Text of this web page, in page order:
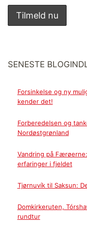
SENESTE
Forsinkelse og ny
kender det!
Forberedelsen og
Nordøstgrønland
Vandring på
erfaringer i fjeldet
Tjørnuvík til Saksun:
Domkirkeruten,
rundtur